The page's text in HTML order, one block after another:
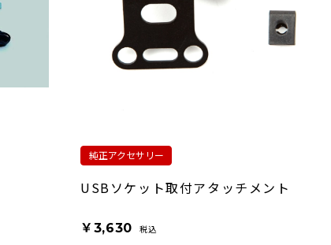
純正アクセサリー
USBソケット取付アタッチメント
￥3,630 税込